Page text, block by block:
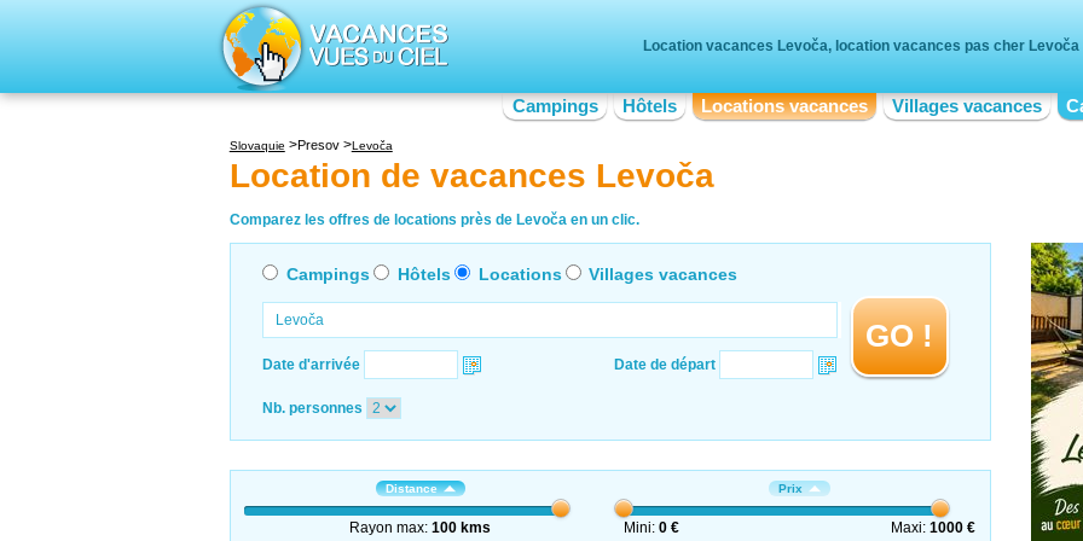
Location vacances Levoča, location vacances pas cher Levoča
Campings Hôtels Locations vacances Villages vacances
Slovaquie Presov Levoča
Location de vacances Levoča
Comparez les offres de locations près de Levoča en un clic.
Campings Hôtels Locations Villages vacances
Date d'arrivée Date de départ
GO !
Nb. personnes
Distance
Rayon max:100 kms
Prix
Mini: 0 € Maxi:1000 €